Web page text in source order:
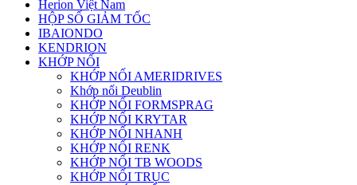
Herion Việt Nam
HỘP SỐ GIẢM TỐC
IBAIONDO
KENDRION
KHỚP NỐI
KHỚP NỐI AMERIDRIVES
Khớp nối Deublin
KHỚP NỐI FORMSPRAG
KHỚP NỐI KRYTAR
KHỚP NỐI NHANH
KHỚP NỐI RENK
KHỚP NỐI TB WOODS
KHỚP NỐI TRỤC